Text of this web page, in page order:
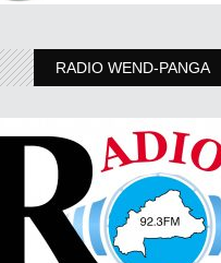
RADIO WEND-PANGA